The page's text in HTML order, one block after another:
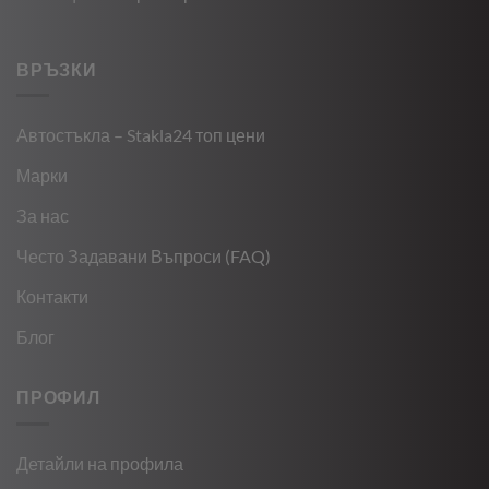
ВРЪЗКИ
Автостъкла – Stakla24 топ цени
Марки
За нас
Често Задавани Въпроси (FAQ)
Контакти
Блог
ПРОФИЛ
Детайли на профила